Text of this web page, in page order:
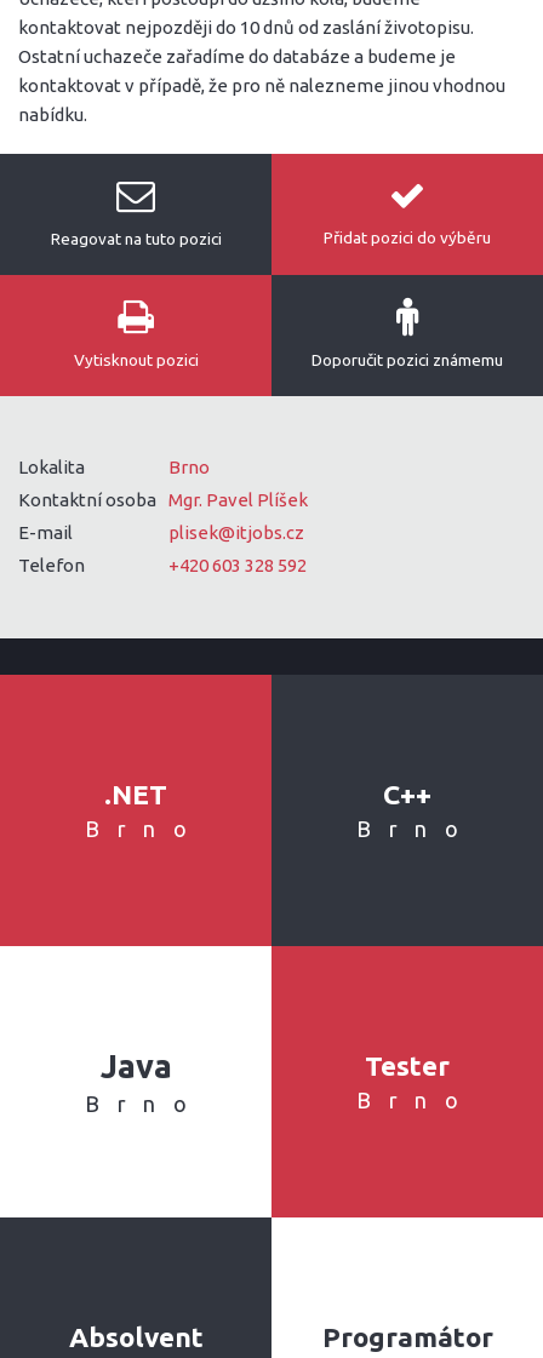
kontaktovat nejpozději do 10 dnů od zaslání životopisu.
Ostatní uchazeče zařadíme do databáze a budeme je
kontaktovat v případě, že pro ně nalezneme jinou vhodnou
nabídku.
Reagovat na tuto pozici Přidat pozici do výběru
Vytisknout pozici Doporučit pozici známemu
Lokalita
Brno
Kontaktní osoba Mgr. Pavel Plíšek
E-mail
plisek@itjobs.cz
Telefon
+420 603 328 592
.NET
Brno
C++
Brno
Java
Brno
Tester
Brno
Absolvent Programátor